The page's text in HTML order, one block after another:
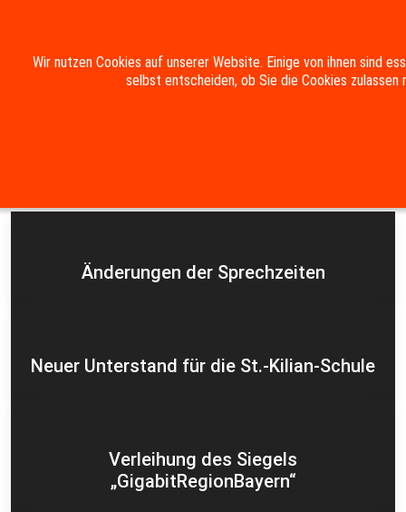
Impressum Datenschutzerklärung
Änderungen der Sprechzeiten
Neuer Unterstand für die St.-Kilian-Schule
Verleihung des Siegels
„GigabitRegionBayern“
Wir nutzen Cookies auf unserer Website. Einige von ihnen sind
selbst entscheiden, ob Sie die Cookies